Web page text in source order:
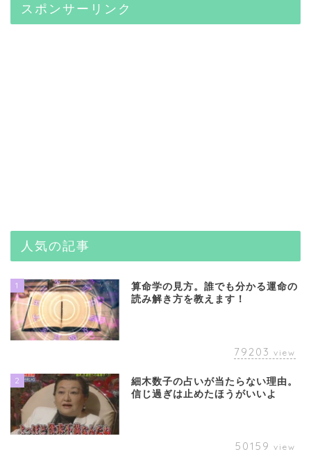
スポンサーリンク
人気の記事
1
算命学の見方。誰でも分かる運命の
読み解き方を教えます！
79203 view
2
細木数子の占いが当たらない理由。
信じ過ぎは止めたほうがいいよ
50159 view